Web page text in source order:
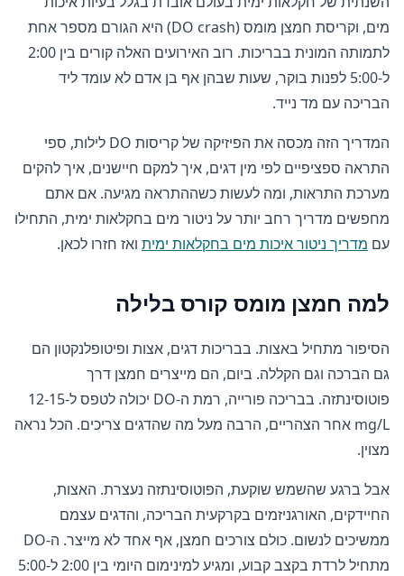
מים, וקריסת חמצן מומס (DO crash) היא הגורם מספר אחת
לתמותה המונית בבריכות. רוב האירועים האלה קורים בין 2:00
ל-5:00 לפנות בוקר, שעות שבהן אף בן אדם לא עומד ליד
הבריכה עם מד נייד.
המדריך הזה מכסה את הפיזיקה של קריסות DO לילות, ספי
התראה ספציפיים לפי מין דגים, איך למקם חיישנים, איך להקים
מערכת התראות, ומה לעשות כשההתראה מגיעה. אם אתם
מחפשים מדריך רחב יותר על ניטור מים בחקלאות ימית, התחילו
עם מדריך ניטור איכות מים בחקלאות ימית ואז חזרו לכאן.
למה חמצן מומס קורס בלילה
הסיפור מתחיל באצות. בבריכות דגים, אצות ופיטופלנקטון הם
גם הברכה וגם הקללה. ביום, הם מייצרים חמצן דרך
פוטוסינתזה. בבריכה פורייה, רמת ה-DO יכולה לטפס ל-12-15
mg/L אחר הצהריים, הרבה מעל מה שהדגים צריכים. הכל נראה
מצוין.
אבל ברגע שהשמש שוקעת, הפוטוסינתזה נעצרת. האצות,
החיידקים, האורגניזמים בקרקעית הבריכה, והדגים עצמם
ממשיכים לנשום. כולם צורכים חמצן, אף אחד לא מייצר. ה-DO
מתחיל לרדת בקצב קבוע, ומגיע למינימום היומי בין 2:00 ל-5:00